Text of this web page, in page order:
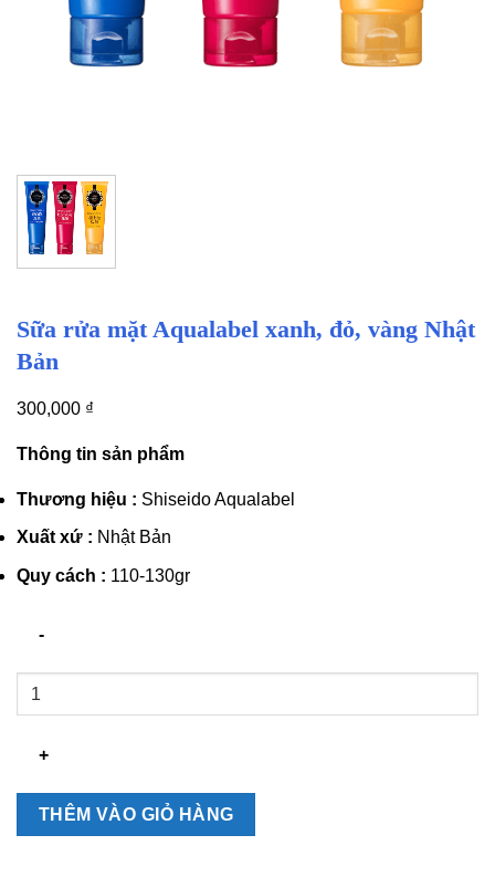
Sữa rửa mặt Aqualabel xanh, đỏ, vàng Nhật
Bản
300,000 ₫
Thông tin sản phẩm
Thương hiệu : Shiseido Aqualabel
Xuất xứ : Nhật Bản
Quy cách : 110-130gr
Sữa
Aqualabel
đỏ,
vàng
THÊM VÀO GIỎ HÀNG